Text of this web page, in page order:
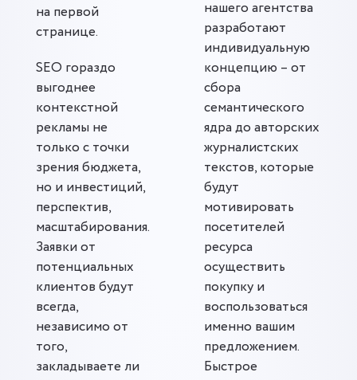
на первой
странице.
SEO гораздо
выгоднее
контекстной
рекламы не
только с точки
зрения бюджета,
но и инвестиций,
перспектив,
масштабирования.
Заявки от
потенциальных
клиентов будут
всегда,
независимо от
того,
закладываете ли
нашего агентства
разработают
индивидуальную
концепцию – от
сбора
семантического
ядра до авторских
журналистских
текстов, которые
будут
мотивировать
посетителей
ресурса
осуществить
покупку и
воспользоваться
именно вашим
предложением.
Быстрое